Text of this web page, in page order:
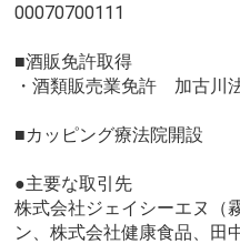
00070700111
■酒販免許取得
・酒類販売業免許 加古
■カッピング療法院開設
●主要な取引先
株式会社ジェイシーエヌ（
ン、株式会社健康食品、田